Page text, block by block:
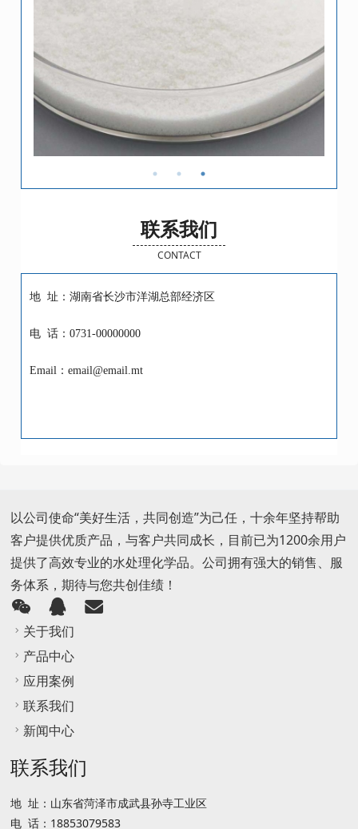
联系我们
CONTACT
地 址：湖南省长沙市洋湖总部经济区
电 话：0731-00000000
Email：email@email.mt
以公司使命“美好生活，共同创造”为己任，十余年坚持帮助
客户提供优质产品，与客户共同成长，目前已为1200余用户
提供了高效专业的水处理化学品。公司拥有强大的销售、服
务体系，期待与您共创佳绩！
关于我们
产品中心
应用案例
联系我们
新闻中心
联系我们
地 址：山东省菏泽市成武县孙寺工业区
电 话：18853079583